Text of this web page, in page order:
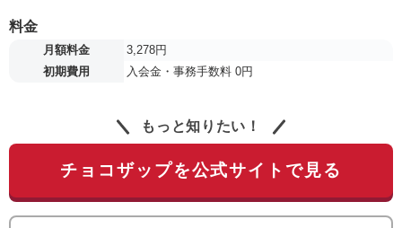
料金
月額料金
3,278円
初期費用
入会金・事務手数料 0円
もっと知りたい！
チョコザップを公式サイトで見る